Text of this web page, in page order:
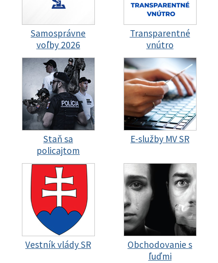
Samosprávne
voľby 2026
Transparentné
vnútro
Staň sa
policajtom
E-služby MV SR
Vestník vlády SR
Obchodovanie s
ľuďmi